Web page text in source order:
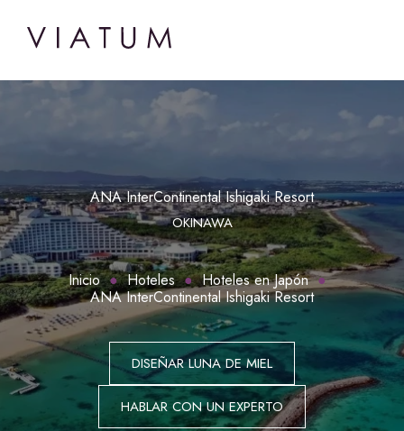
ANA InterContinental Ishigaki Resort
OKINAWA
Inicio Hoteles
Hoteles en Japón
ANA InterContinental Ishigaki Resort
DISEÑAR LUNA DE MIEL
HABLAR CON UN EXPERTO